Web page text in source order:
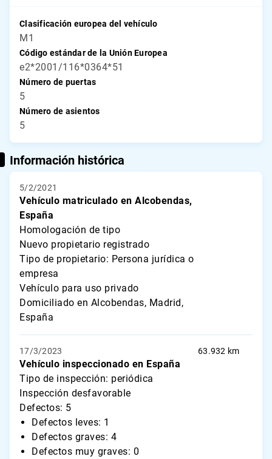
Clasificación europea del vehículo
M1
Código estándar de la Unión Europea
e2*2001/116*0364*51
Número de puertas
5
Número de asientos
5
Información histórica
5/2/2021
Vehículo matriculado en Alcobendas,
España
Homologación de tipo
Nuevo propietario registrado
Tipo de propietario: Persona jurídica o
empresa
Vehículo para uso privado
Domiciliado en Alcobendas, Madrid,
España
17/3/2023
Vehículo inspeccionado en España
Tipo de inspección: periódica
Inspección desfavorable
Defectos: 5
Defectos leves: 1
Defectos graves: 4
Defectos muy graves: 0
63.932 km